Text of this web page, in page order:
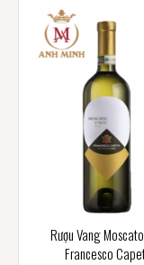
Rượu Vang
Francesco